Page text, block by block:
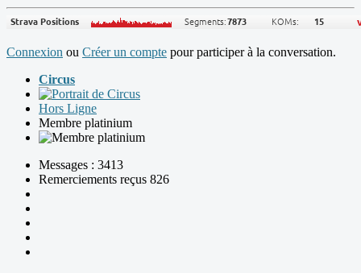
Connexion ou Créer un compte pour participer à la conversation.
Circus
Hors Ligne
Membre platinium
Messages : 3413
Remerciements reçus 826